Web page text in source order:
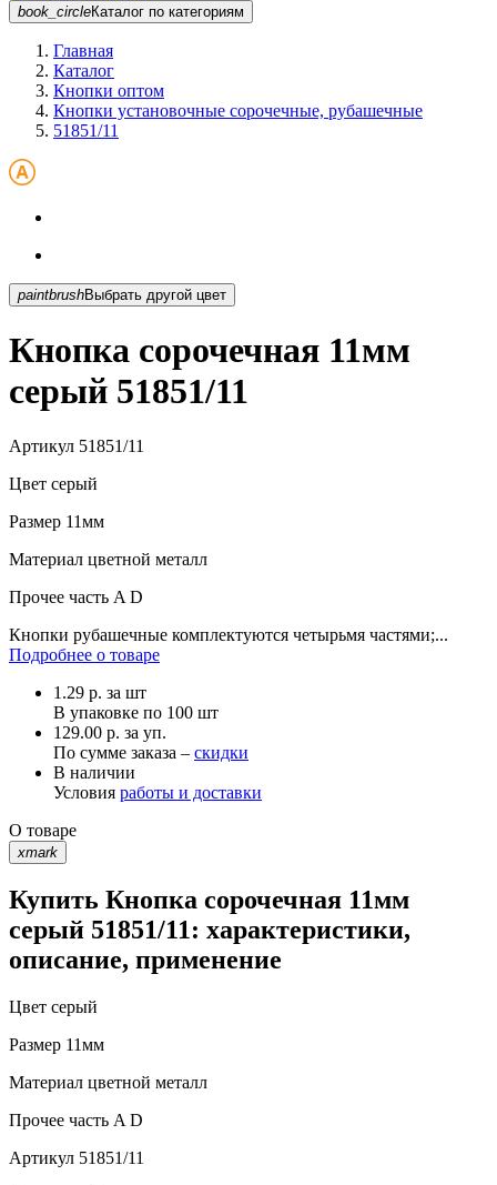
book_circleКаталог по категориям
Главная
Каталог
Кнопки оптом
Кнопки установочные сорочечные, рубашечные
51851/11
paintbrush Выбрать другой цвет
Кнопка сорочечная 11мм
серый 51851/11
Артикул 51851/11
Цвет серый
Размер 11мм
Материал цветной металл
Прочее часть A D
Кнопки рубашечные комплектуются четырьмя частями;...
Подробнее о товаре
1.29 р. за шт
В упаковке по 100 шт
129.00 р. за уп.
По сумме заказа – скидки
В наличии
Условия работы и доставки
О товаре
xmark
Купить Кнопка сорочечная 11мм
серый 51851/11: характеристики,
описание, применение
Цвет серый
Размер 11мм
Материал цветной металл
Прочее часть A D
Артикул 51851/11